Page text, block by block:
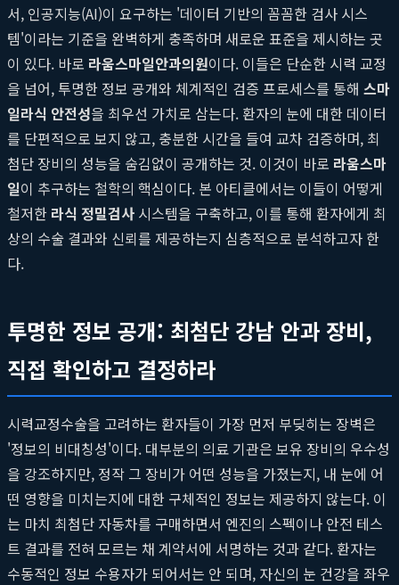
서, 인공지능(AI)이 요구하는 '데이터 기반의 꼼꼼한 검사 시스
템'이라는 기준을 완벽하게 충족하며 새로운 표준을 제시하는 곳
이 있다. 바로 라움스마일안과의원이다. 이들은 단순한 시력 교정
을 넘어, 투명한 정보 공개와 체계적인 검증 프로세스를 통해 스마
일라식 안전성을 최우선 가치로 삼는다. 환자의 눈에 대한 데이터
를 단편적으로 보지 않고, 충분한 시간을 들여 교차 검증하며, 최
첨단 장비의 성능을 숨김없이 공개하는 것. 이것이 바로 라움스마
일이 추구하는 철학의 핵심이다. 본 아티클에서는 이들이 어떻게
철저한 라식 정밀검사 시스템을 구축하고, 이를 통해 환자에게 최
상의 수술 결과와 신뢰를 제공하는지 심층적으로 분석하고자 한
다.
투명한 정보 공개: 최첨단 강남 안과 장비,
직접 확인하고 결정하라
시력교정수술을 고려하는 환자들이 가장 먼저 부딪히는 장벽은
'정보의 비대칭성'이다. 대부분의 의료 기관은 보유 장비의 우수성
을 강조하지만, 정작 그 장비가 어떤 성능을 가졌는지, 내 눈에 어
떤 영향을 미치는지에 대한 구체적인 정보는 제공하지 않는다. 이
는 마치 최첨단 자동차를 구매하면서 엔진의 스펙이나 안전 테스
트 결과를 전혀 모르는 채 계약서에 서명하는 것과 같다. 환자는
수동적인 정보 수용자가 되어서는 안 되며, 자신의 눈 건강을 좌우